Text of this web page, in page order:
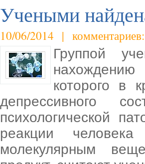
Учеными
10/06/2014 |
Группой
нахождению
которого в
депрессивного
психологической
реакции
молекулярным